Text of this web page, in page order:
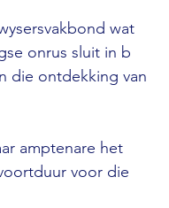
wat
onrus sluit in b
die ontdekking van
amptenare het
voor die